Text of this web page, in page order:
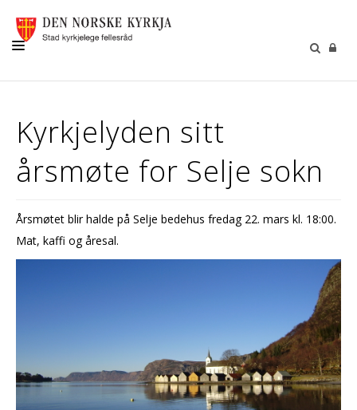
LIVSVEGEN
SOKNA VÅRE
BORN OG UNGE
SELJUMANNAMESSE
Kyrkjelyden sitt
årsmøte for Selje sokn
Årsmøtet blir halde på Selje bedehus fredag 22. mars kl. 18:00.
Mat, kaffi og åresal.